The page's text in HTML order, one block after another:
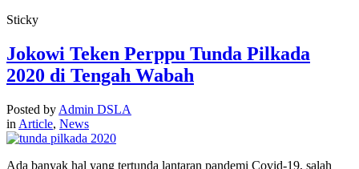
Sticky
Jokowi Teken Perppu Tunda Pilkada
2020 di Tengah Wabah
Posted by Admin DSLA
in Article, News
Ada banyak hal yang tertunda lantaran pandemi Covid-19, salah